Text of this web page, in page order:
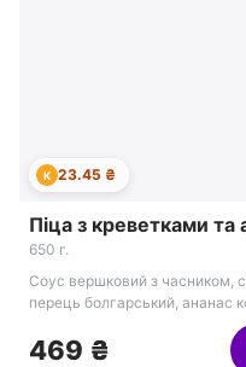
К 23.45 ₴
Піца з креветками та
650 г.
Соус вершковий з часником,
перець болгарський, ананас
469 ₴